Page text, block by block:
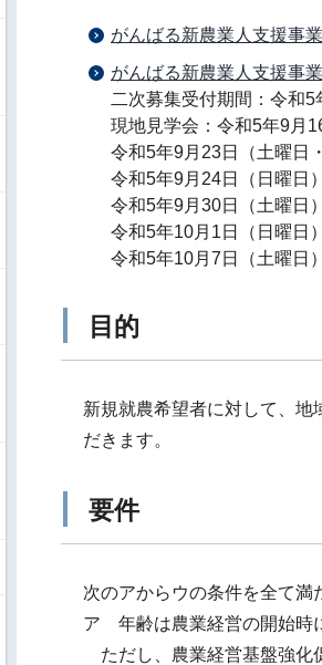
がんばる新農業人支援事
がんばる新農業人支援事
二次募集受付期間：令和5
現地見学会：令和5年9月
令和5年9月23日（土曜日
令和5年9月24日（日曜日
令和5年9月30日（土曜日
令和5年10月1日（日曜日
令和5年10月7日（土曜日
目的
新規就農希望者に対して、地
だきます。
要件
次のアからウの条件を全て満
ア 年齢は農業経営の開始時
ただし、農業経営基盤強化